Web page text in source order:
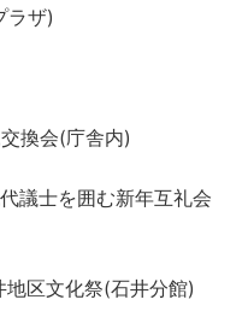
ザ)
換会(庁舎内)
士を囲む新年互礼会
区文化祭(石井分館)